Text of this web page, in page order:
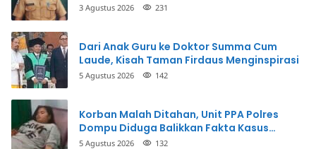
3 Agustus 2026 231
Dari Anak Guru ke Doktor Summa Cum
Laude, Kisah Taman Firdaus Menginspirasi
5 Agustus 2026 142
Korban Malah Ditahan, Unit PPA Polres
Dompu Diduga Balikkan Fakta Kasus
Penganiayaan
5 Agustus 2026 132